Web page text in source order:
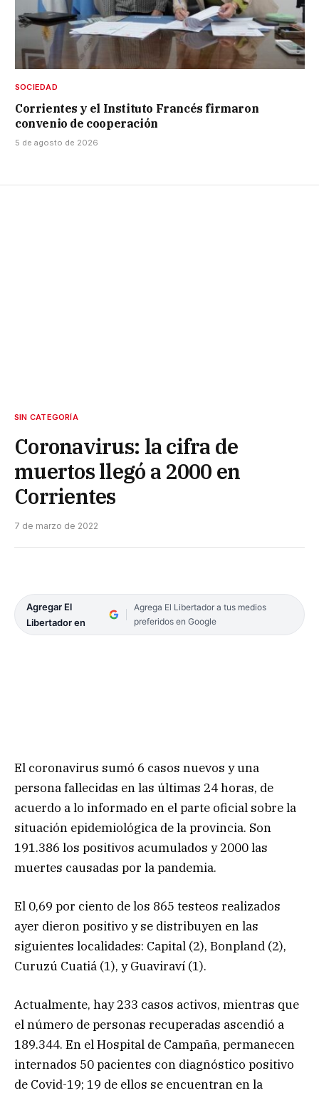
SOCIEDAD
Corrientes y el Instituto Francés firmaron
convenio de cooperación
5 de agosto de 2026
SIN CATEGORÍA
Coronavirus: la cifra de
muertos llegó a 2000 en
Corrientes
7 de marzo de 2022
Agregar El
Libertador en
Agrega El Libertador a tus medios
preferidos en Google
El coronavirus sumó 6 casos nuevos y una
persona fallecidas en las últimas 24 horas, de
acuerdo a lo informado en el parte oficial sobre la
situación epidemiológica de la provincia. Son
191.386 los positivos acumulados y 2000 las
muertes causadas por la pandemia.
El 0,69 por ciento de los 865 testeos realizados
ayer dieron positivo y se distribuyen en las
siguientes localidades: Capital (2), Bonpland (2),
Curuzú Cuatiá (1), y Guaviraví (1).
Actualmente, hay 233 casos activos, mientras que
el número de personas recuperadas ascendió a
189.344. En el Hospital de Campaña, permanecen
internados 50 pacientes con diagnóstico positivo
de Covid-19; 19 de ellos se encuentran en la